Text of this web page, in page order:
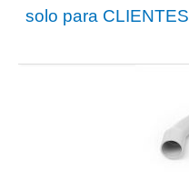
solo para CLIENTES